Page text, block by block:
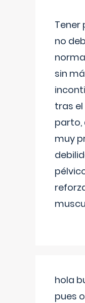
Tener
no
sin
tras
parto,
muy
hola
pues